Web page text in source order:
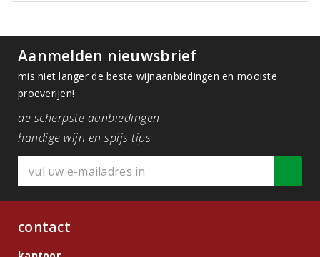
Aanmelden nieuwsbrief
mis niet langer de beste wijnaanbiedingen en mooiste
proeverijen!
de scherpste aanbiedingen
handige wijn en spijs tips
contact